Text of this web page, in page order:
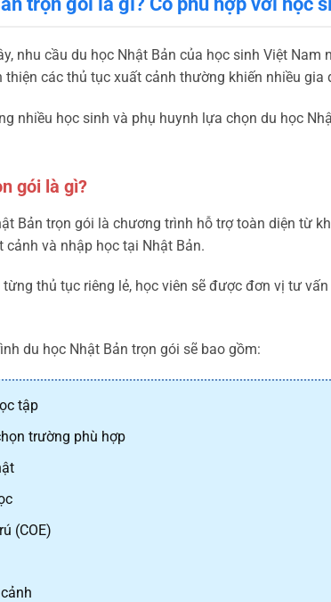
nhu cầu du học Nhật Bản của học sinh Việt
thiện các thủ tục xuất cảnh thường khiến nhiều
nhiều học sinh và phụ huynh lựa chọn du học
gói là gì?
Bản trọn gói là chương trình hỗ trợ toàn diện từ
cảnh và nhập học tại Nhật Bản.
thủ tục riêng lẻ, học viên sẽ được đơn vị tư
du học Nhật Bản trọn gói sẽ bao gồm:
tập
trường phù hợp
(COE)